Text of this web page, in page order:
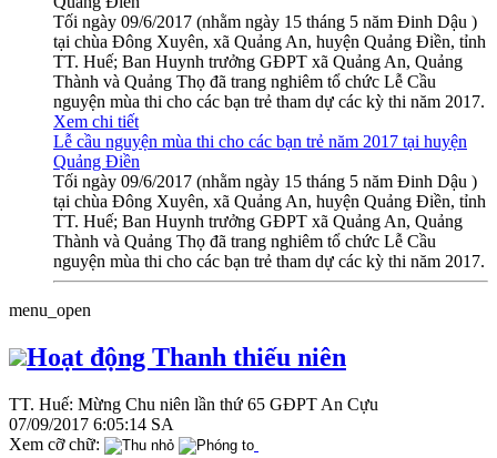
Tối ngày 09/6/2017 (nhằm ngày 15 tháng 5 năm Đinh Dậu )
tại chùa Đông Xuyên, xã Quảng An, huyện Quảng Điền, tỉnh
TT. Huế; Ban Huynh trưởng GĐPT xã Quảng An, Quảng
Thành và Quảng Thọ đã trang nghiêm tổ chức Lễ Cầu
nguyện mùa thi cho các bạn trẻ tham dự các kỳ thi năm 2017.
Xem chi tiết
Lễ cầu nguyện mùa thi cho các bạn trẻ năm 2017 tại huyện
Quảng Điền
Tối ngày 09/6/2017 (nhằm ngày 15 tháng 5 năm Đinh Dậu )
tại chùa Đông Xuyên, xã Quảng An, huyện Quảng Điền, tỉnh
TT. Huế; Ban Huynh trưởng GĐPT xã Quảng An, Quảng
Thành và Quảng Thọ đã trang nghiêm tổ chức Lễ Cầu
nguyện mùa thi cho các bạn trẻ tham dự các kỳ thi năm 2017.
menu_open
Hoạt động Thanh thiếu niên
TT. Huế: Mừng Chu niên lần thứ 65 GĐPT An Cựu
07/09/2017 6:05:14 SA
Xem cỡ chữ: